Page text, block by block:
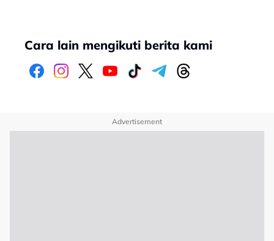
Cara lain mengikuti berita kami
Advertisement